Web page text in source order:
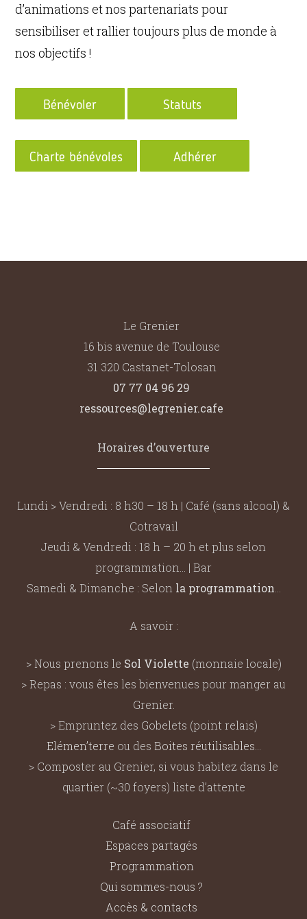
d’animations et nos partenariats pour
sensibiliser et rallier toujours plus de monde à
nos objectifs !
Bénévoler Statuts
Charte bénévoles Adhérer
Le Grenier
16 bis avenue de Toulouse
31 320 Castanet-Tolosan
07 77 04 96 29
ressources@legrenier.cafe
Horaires d’ouverture
Lundi > Vendredi : 8 h30 – 18 h | Café (sans alcool) &
Cotravail
Jeudi & Vendredi : 18 h – 20 h et plus selon
programmation… | Bar
Samedi & Dimanche : Selon la programmation…
A savoir :
> Nous prenons le Sol Violette (monnaie locale)
> Repas : vous êtes les bienvenues pour manger au
Grenier.
> Empruntez des Gobelets (point relais)
Elémen’terre ou des Boites réutilisables…
> Composter au Grenier, si vous habitez dans le
quartier (~30 foyers) liste d’attente
Café associatif
Espaces partagés
Programmation
Qui sommes-nous ?
Accès & contacts